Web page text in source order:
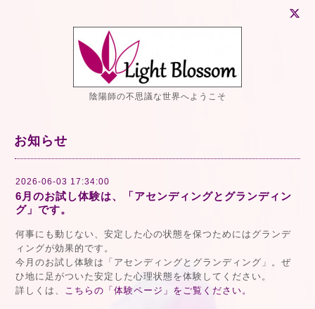
陰陽師の不思議な世界へようこそ
お知らせ
2026-06-03 17:34:00
6月のお試し体験は、「アセンディングとグランディン
グ」です。
何事にも動じない、安定した心の状態を保つためにはグランデ
ィングが効果的です。
今月のお試し体験は「アセンディングとグランディング」。ぜ
ひ地に足がついた安定した心理状態を体験してください。
詳しくは、 こちらの「体験ページ」をご覧ください。